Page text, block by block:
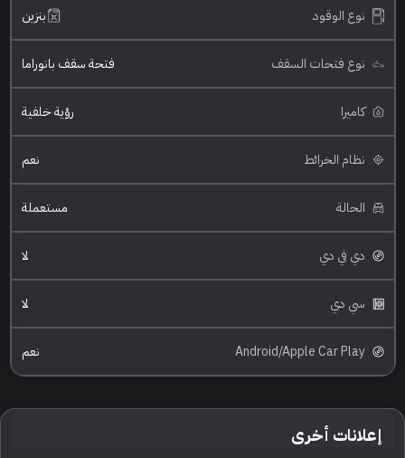
نوع الوقود بنزين
نوع فتحات السقف فتحة سقف بانوراما
كاميرا رؤية خلفية
نظام الخرائط نعم
الحالة مستعملة
دي في دي لا
سي دي لا
Android/Apple Car Play نعم
إعلانات أخرى